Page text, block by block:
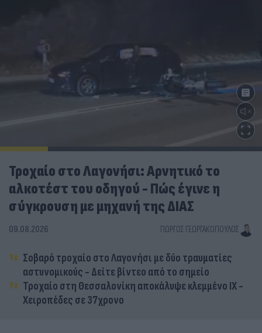
Τροχαίο στο Λαγονήσι: Αρνητικό το
αλκοτέστ του οδηγού - Πώς έγινε η
σύγκρουση με μηχανή της ΔΙΑΣ
09.08.2026 ΓΙΏΡΓΟΣ ΓΕΩΡΓΑΚΌΠΟΥΛΟΣ
Σοβαρό τροχαίο στο Λαγονήσι με δύο τραυματίες
αστυνομικούς - Δείτε βίντεο από το σημείο
Τροχαίο στη Θεσσαλονίκη αποκάλυψε κλεμμένο ΙΧ -
Χειροπέδες σε 37χρονο